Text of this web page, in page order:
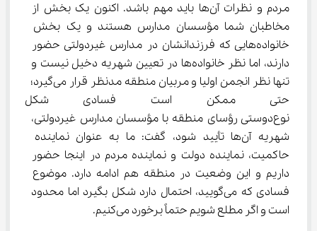
مردم و نظرات آن‌ها باید مهم باشد. اکنون یک بخش از
مخاطبان شما مؤسسان مدارس هستند و یک بخش
خانواده‌هایی که فرزندانشان در مدارس غیردولتی حضور
دارند، اما نظر خانواده‌ها در تعیین شهریه دخیل نیست و
تنها نظر انجمن اولیا و مربیان منطقه مدنظر قرار می‌گیرد؛
حتی ممکن است فسادی شکل
نوع‌دوستی رؤسای منطقه با مؤسسان مدارس غیردولتی،
شهریه آن‌ها تأیید شود، گفت: ما به عنوان نماینده
حاکمیت، نماینده دولت و نماینده مردم در اینجا حضور
داریم و این وضعیت در منطقه هم ادامه دارد. موضوع
فسادی که می‌گویید، احتمال دارد شکل بگیرد اما محدود
است و اگر مطلع شویم حتماً برخورد می‌کنیم.